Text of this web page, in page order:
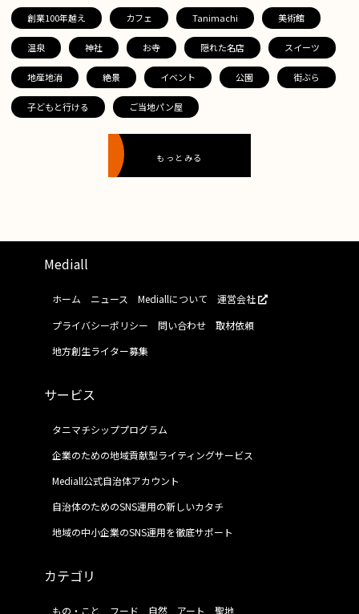
創業100年越え カフェ Tanimachi 美術館
温泉 神社 お寺 隠れた名店 スイーツ
地産地消 絶景 イベント 公園 街ぶら
子どもと行ける ご当地パン屋
もっとみる
Mediall
ホーム ニュース Mediallについて
運営会社
プライバシーポリシー
問い合わせ
取材依頼
地方創生ライター募集
サービス
タニマチシッププログラム
企業のための地域貢献型ライティングサービス
Mediall公式自治体アカウント
自治体のためのSNS運用の新しいカタチ
地域の中小企業のSNS運用を徹底サポート
カテゴリ
もの・こと フード 自然 アート 聖地